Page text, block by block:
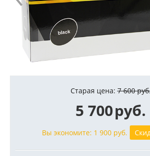
Старая цена: 7 600
5 700руб.
Вы экономите: 1 900 руб.